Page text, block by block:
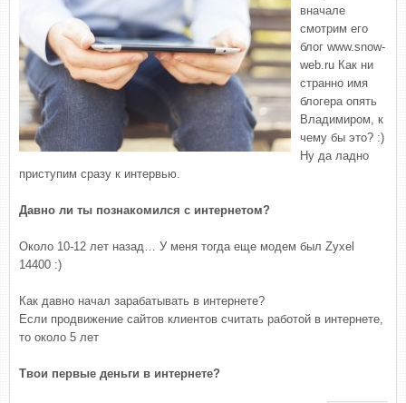
вначале
смотрим его
блог www.snow-
web.ru Как ни
странно имя
блогера опять
Владимиром, к
чему бы это? :)
Ну да ладно
приступим сразу к интервью.
Давно ли ты познакомился с интернетом?
Около 10-12 лет назад… У меня тогда еще модем был Zyxel
14400 :)
Как давно начал зарабатывать в интернете?
Если продвижение сайтов клиентов считать работой в интернете,
то около 5 лет
Твои первые деньги в интернете?